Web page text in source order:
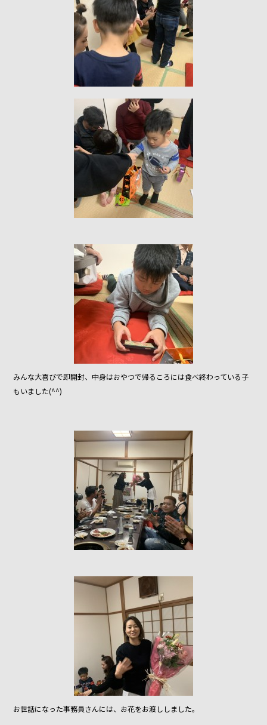
みんな大喜びで即開封、中身はおやつで帰るころには食べ終わっている子
もいました(^^)
お世話になった事務員さんには、お花をお渡ししました。